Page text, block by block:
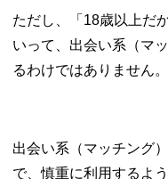
ただし、「18歳以上だ
いって、出会い系（マ
るわけではありません。
出会い系（マッチング
で、慎重に利用するよ